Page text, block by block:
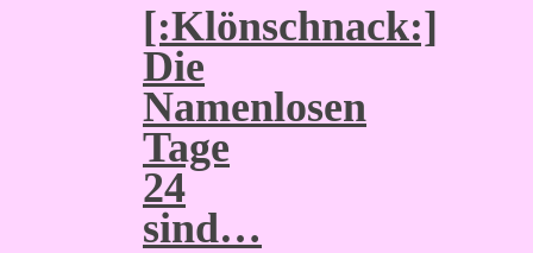
[:Klönschnack:]
Die
Namenlosen
Tage
24
sind…